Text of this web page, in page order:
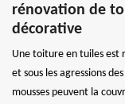
rénovation de
décorative
Une toiture en tuiles est
et sous les agressions
mousses peuvent la